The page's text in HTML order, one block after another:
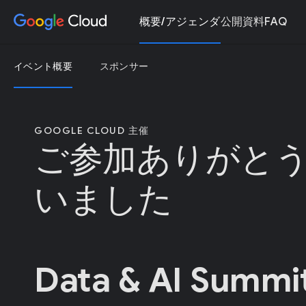
概要/アジェンダ公開資料FAQ
イベント概要 スポンサー
GOOGLE CLOUD 主催
ご参加ありがと
いました
Data & AI